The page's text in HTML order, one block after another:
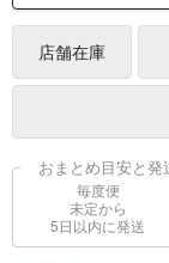
店舗在庫
おまとめ目安と発
毎度便
未定から
5日以内に発送